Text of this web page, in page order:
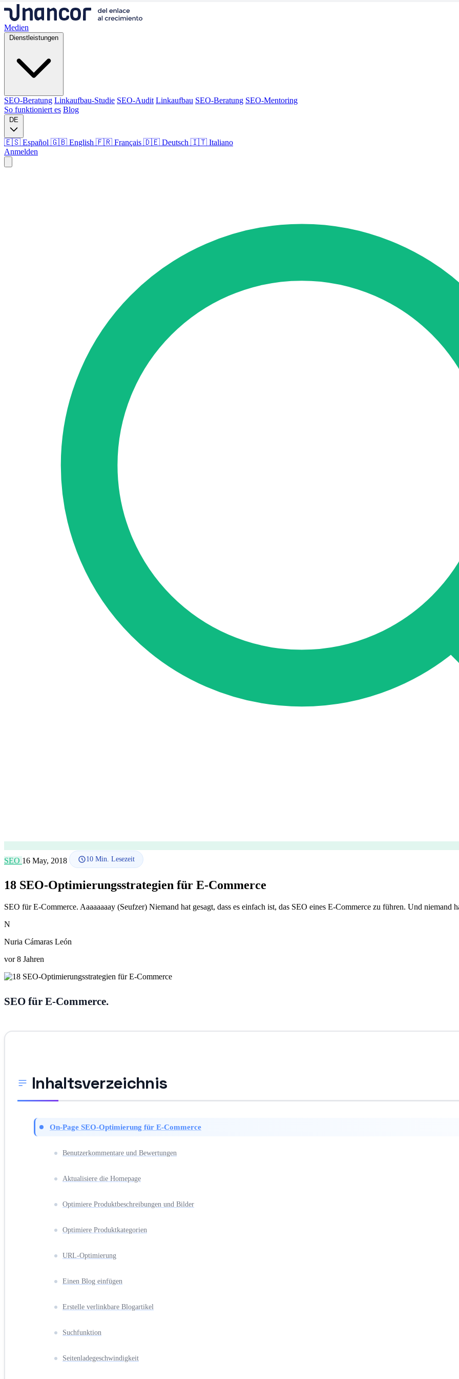
Medien
Dienstleistungen
SEO-Beratung Linkaufbau-Studie SEO-Audit Linkaufbau SEO-Beratung SEO-Mentoring
So funktioniert es Blog
DE
🇪🇸 Español 🇬🇧 English 🇫🇷 Français 🇩🇪 Deutsch 🇮🇹 Italiano
Anmelden
SEO-Beratung
🇮🇹 IT
SEO 16 May, 2018 10 Min. Lesezeit
18 SEO-Optimierungsstrategien für E-Commerce
SEO für E-Commerce. Aaaaaaaay (Seufzer) Niemand hat gesagt, dass es einfach ist, das SEO eines E-Commerce zu führen. Und niemand
N
Nuria Cámaras León
vor 8 Jahren
SEO für E-Commerce.
Inhaltsverzeichnis
On-Page SEO-Optimierung für E-Commerce
Benutzerkommentare und Bewertungen
Aktualisiere die Homepage
Optimiere Produktbeschreibungen und Bilder
Optimiere Produktkategorien
URL-Optimierung
Einen Blog einfügen
Erstelle verlinkbare Blogartikel
Suchfunktion
Seitenladegeschwindigkeit